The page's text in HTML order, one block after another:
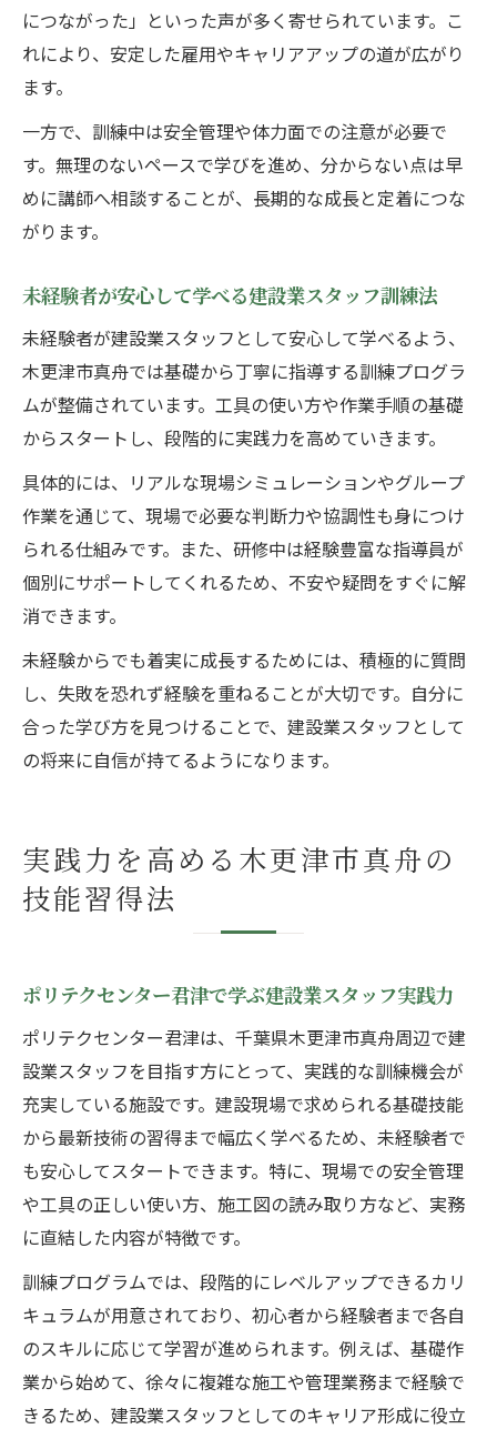
につながった」といった声が多く寄せられています。こ
れにより、安定した雇用やキャリアアップの道が広がり
ます。
一方で、訓練中は安全管理や体力面での注意が必要で
す。無理のないペースで学びを進め、分からない点は早
めに講師へ相談することが、長期的な成長と定着につな
がります。
未経験者が安心して学べる建設業スタッフ訓練法
未経験者が建設業スタッフとして安心して学べるよう、
木更津市真舟では基礎から丁寧に指導する訓練プログラ
ムが整備されています。工具の使い方や作業手順の基礎
からスタートし、段階的に実践力を高めていきます。
具体的には、リアルな現場シミュレーションやグループ
作業を通じて、現場で必要な判断力や協調性も身につけ
られる仕組みです。また、研修中は経験豊富な指導員が
個別にサポートしてくれるため、不安や疑問をすぐに解
消できます。
未経験からでも着実に成長するためには、積極的に質問
し、失敗を恐れず経験を重ねることが大切です。自分に
合った学び方を見つけることで、建設業スタッフとして
の将来に自信が持てるようになります。
実践力を高める木更津市真舟の
技能習得法
ポリテクセンター君津で学ぶ建設業スタッフ実践力
ポリテクセンター君津は、千葉県木更津市真舟周辺で建
設業スタッフを目指す方にとって、実践的な訓練機会が
充実している施設です。建設現場で求められる基礎技能
から最新技術の習得まで幅広く学べるため、未経験者で
も安心してスタートできます。特に、現場での安全管理
や工具の正しい使い方、施工図の読み取り方など、実務
に直結した内容が特徴です。
訓練プログラムでは、段階的にレベルアップできるカリ
キュラムが用意されており、初心者から経験者まで各自
のスキルに応じて学習が進められます。例えば、基礎作
業から始めて、徐々に複雑な施工や管理業務まで経験で
きるため、建設業スタッフとしてのキャリア形成に役立